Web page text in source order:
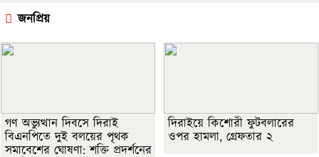
জনপ্রিয়
গণ অভ্যুত্থান দিবসে দিরাই
বিএনপিতে দুই বলয়ের পৃথক
সমাবেশের ঘোষণা: শক্তি প্রদর্শনের
দিরাইয়ে কিশোরী ফুটবলারের
ওপর হামলা, গ্রেফতার ২